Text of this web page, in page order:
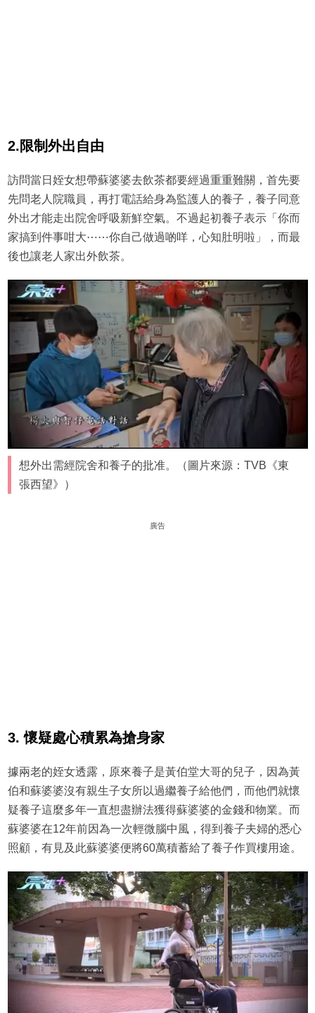
2.限制外出自由
訪問當日姪女想帶蘇婆婆去飲茶都要經過重重難關，首先要
先問老人院職員，再打電話給身為監護人的養子，養子同意
外出才能走出院舍呼吸新鮮空氣。不過起初養子表示「你而
家搞到件事咁大⋯⋯你自己做過啲咩，心知肚明啦」，而最
後也讓老人家出外飲茶。
想外出需經院舍和養子的批准。（圖片來源：TVB《東
張西望》）
廣告
3. 懷疑處心積累為搶身家
據兩老的姪女透露，原來養子是黃伯堂大哥的兒子，因為黃
伯和蘇婆婆沒有親生子女所以過繼養子給他們，而他們就懷
疑養子這麼多年一直想盡辦法獲得蘇婆婆的金錢和物業。而
蘇婆婆在12年前因為一次輕微腦中風，得到養子夫婦的悉心
照顧，有見及此蘇婆婆便將60萬積蓄給了養子作買樓用途。